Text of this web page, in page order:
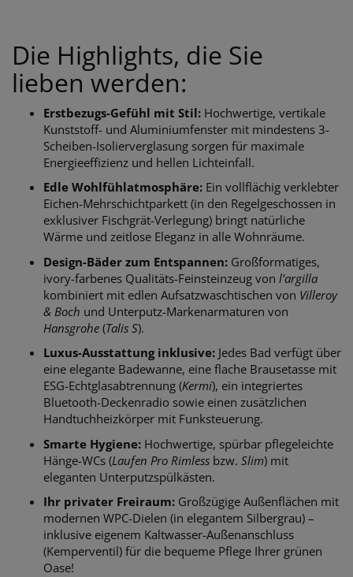
Die Highlights, die Sie
lieben werden:
Erstbezugs-Gefühl mit Stil: Hochwertige, vertikale
Kunststoff- und Aluminiumfenster mit mindestens 3-
Scheiben-Isolierverglasung sorgen für maximale
Energieeffizienz und hellen Lichteinfall.
Edle Wohlfühlatmosphäre: Ein vollflächig verklebter
Eichen-Mehrschichtparkett (in den Regelgeschossen in
exklusiver Fischgrät-Verlegung) bringt natürliche
Wärme und zeitlose Eleganz in alle Wohnräume.
Design-Bäder zum Entspannen: Großformatiges,
ivory-farbenes Qualitäts-Feinsteinzeug von l'argilla
kombiniert mit edlen Aufsatzwaschtischen von Villeroy
& Boch und Unterputz-Markenarmaturen von
Hansgrohe (Talis S).
Luxus-Ausstattung inklusive: Jedes Bad verfügt über
eine elegante Badewanne, eine flache Brausetasse mit
ESG-Echtglasabtrennung (Kermi), ein integriertes
Bluetooth-Deckenradio sowie einen zusätzlichen
Handtuchheizkörper mit Funksteuerung.
Smarte Hygiene: Hochwertige, spürbar pflegeleichte
Hänge-WCs (Laufen Pro Rimless bzw. Slim) mit
eleganten Unterputzspülkästen.
Ihr privater Freiraum: Großzügige Außenflächen mit
modernen WPC-Dielen (in elegantem Silbergrau) –
inklusive eigenem Kaltwasser-Außenanschluss
(Kemperventil) für die bequeme Pflege Ihrer grünen
Oase!